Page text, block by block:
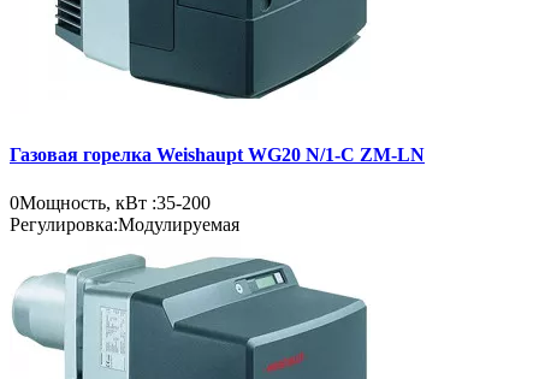
Газовая горелка Weishaupt WG20 N/1-C ZM-LN
0Мощность, кВт :35-200
Регулировка:Модулируемая